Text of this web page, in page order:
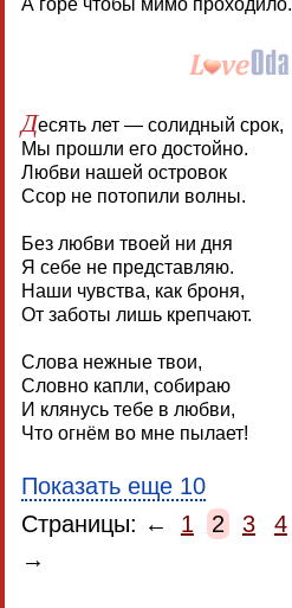
Десять лет — солидный срок,
Мы прошли его достойно.
Любви нашей островок
Ссор не потопили волны.
Без любви твоей ни дня
Я себе не представляю.
Наши чувства, как броня,
От заботы лишь крепчают.
Слова нежные твои,
Словно капли, собираю
И клянусь тебе в любви,
Что огнём во мне пылает!
Показать еще 10
Страницы: ←
1 2 3 4
→